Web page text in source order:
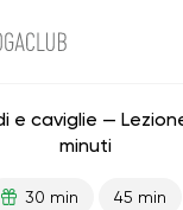
Gambe Giunti
e caviglie —
minuti
30 min 45 min